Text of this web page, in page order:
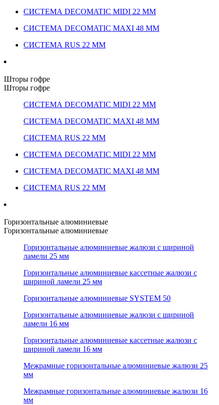
СИСТЕМА DECOMATIC MIDI 22 ММ
СИСТЕМА DECOMATIC MAXI 48 ММ
СИСТЕМА RUS 22 ММ
Шторы гофре
Шторы гофре
СИСТЕМА DECOMATIC MIDI 22 ММ
СИСТЕМА DECOMATIC MAXI 48 ММ
СИСТЕМА RUS 22 ММ
СИСТЕМА DECOMATIC MIDI 22 ММ
СИСТЕМА DECOMATIC MAXI 48 ММ
СИСТЕМА RUS 22 ММ
Горизонтальные алюминиевые
Горизонтальные алюминиевые
Горизонтальные алюминиевые жалюзи с шириной
ламели 25 мм
Горизонтальные алюминиевые кассетные жалюзи с
шириной ламели 25 мм
Горизонтальные алюминиевые SYSTEM 50
Горизонтальные алюминиевые жалюзи с шириной
ламели 16 мм
Горизонтальные алюминиевые кассетные жалюзи с
шириной ламели 16 мм
Межрамные горизонтальные алюминиевые жалюзи 25
мм
Межрамные горизонтальные алюминиевые жалюзи 16
мм